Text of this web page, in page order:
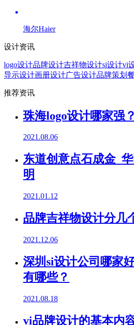
海尔Haier
设计资讯
logo设计品牌设计吉祥物设计si设计vi
导示设计画册设计广告设计品牌策划
推荐资讯
珠海logo设计哪家强？
2021.08.06
东道创意点石成金
明
2021.01.12
品牌吉祥物设计分几
2021.12.06
深圳si设计公司哪家
有哪些？
2021.08.18
vi品牌设计的基本内